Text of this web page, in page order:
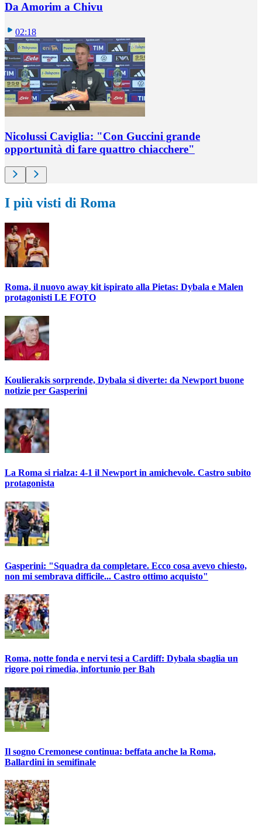
Da Amorim a Chivu
02:18
Nicolussi Caviglia: "Con Guccini grande
opportunità di fare quattro chiacchere"
I più visti di Roma
Roma, il nuovo away kit ispirato alla Pietas: Dybala e Malen
protagonisti LE FOTO
Koulierakis sorprende, Dybala si diverte: da Newport buone
notizie per Gasperini
La Roma si rialza: 4-1 il Newport in amichevole. Castro subito
protagonista
Gasperini: "Squadra da completare. Ecco cosa avevo chiesto,
non mi sembrava difficile... Castro ottimo acquisto"
Roma, notte fonda e nervi tesi a Cardiff: Dybala sbaglia un
rigore poi rimedia, infortunio per Bah
Il sogno Cremonese continua: beffata anche la Roma,
Ballardini in semifinale